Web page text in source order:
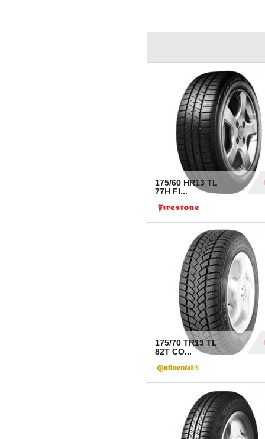
175/60 HR13 TL
77H FI...
175/70 TR13 TL
82T CO...